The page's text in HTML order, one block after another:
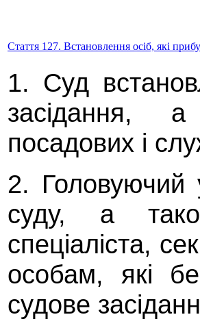
Стаття 127. Встановлення осіб, які
1. Суд
засідання,
посадових і
2. Головуючий
суду, а
спеціаліста,
особам, які
судове